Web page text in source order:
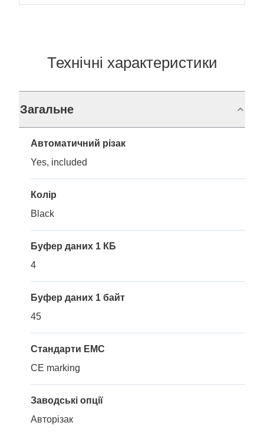
Технічні характеристики
Загальне
Автоматичний різак
Yes, included
Колір
Black
Буфер даних 1 КБ
4
Буфер даних 1 байт
45
Стандарти EMC
CE marking
Заводські опції
Авторізак